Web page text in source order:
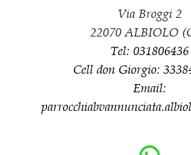
Via Broggi 2
22070 ALBIOLO
Tel: 031806436
Cell don Giorgio:
Email: